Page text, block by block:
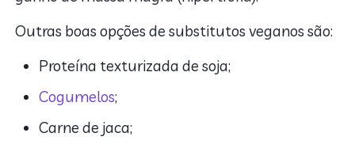
Outras boas opções de substitutos veganos são:
Proteína texturizada de soja;
Cogumelos;
Carne de jaca;